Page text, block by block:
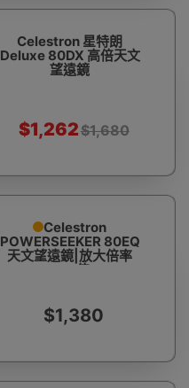
Celestron 星特朗
Deluxe 80DX 高倍天文
望遠鏡
$1,262$1,680
Celestron
POWERSEEKER 80EQ
天文望遠鏡|放大倍率
675倍
$1,380